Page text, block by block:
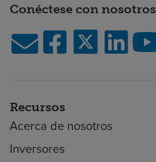
Conéctese con nosotros
Recursos
Acerca de nosotros
Inversores